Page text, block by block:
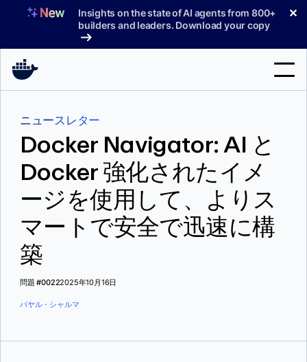
へ
Insights on the state of AI agents from 800+
builders and leaders. Download your copy
✕
製品
サポート
料金プラン
ブログ
ドキュメント
索
ニュースレター
Docker Navigator: AI と
Docker 強化されたイメ
ージを使用して、よりス
マートで安全で迅速に構
築
問題 #00222025年10月16日
パヤル・シャルマ